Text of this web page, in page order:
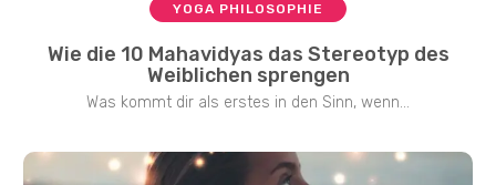
YOGA PHILOSOPHIE
Wie die 10 Mahavidyas das Stereotyp des
Weiblichen sprengen
Was kommt dir als erstes in den Sinn, wenn...